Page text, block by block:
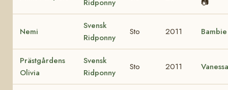
Ridponny
📷
Nemi
Svensk
Ridponny
Sto 2011
Prästgårdens
Olivia
Svensk
Ridponny
Sto 2011 Vanessa